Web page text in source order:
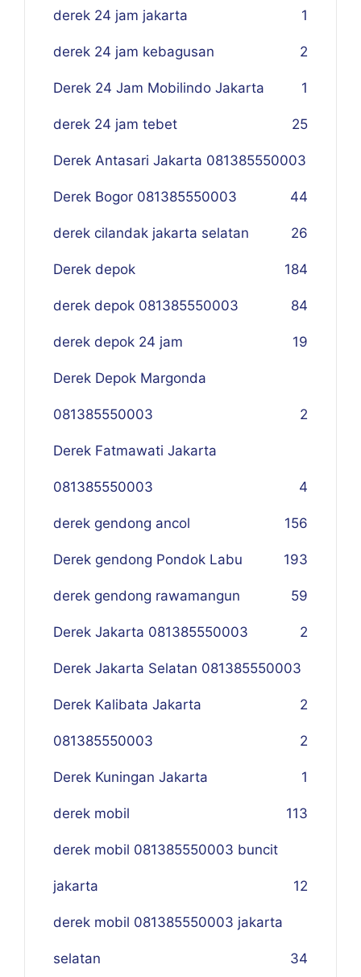
derek 24 jam jakarta 1
derek 24 jam kebagusan 2
Derek 24 Jam Mobilindo Jakarta 1
derek 24 jam tebet 25
Derek Antasari Jakarta 081385550003
4
Derek Bogor 081385550003 4
derek cilandak jakarta selatan 26
Derek depok 184
derek depok 081385550003 84
derek depok 24 jam 19
Derek Depok Margonda
081385550003 2
Derek Fatmawati Jakarta
081385550003 4
derek gendong ancol 156
Derek gendong Pondok Labu 193
derek gendong rawamangun 59
Derek Jakarta 081385550003 2
Derek Jakarta Selatan 081385550003
2
Derek Kalibata Jakarta
081385550003 2
Derek Kuningan Jakarta 1
derek mobil 113
derek mobil 081385550003 buncit
jakarta 12
derek mobil 081385550003 jakarta
selatan 34